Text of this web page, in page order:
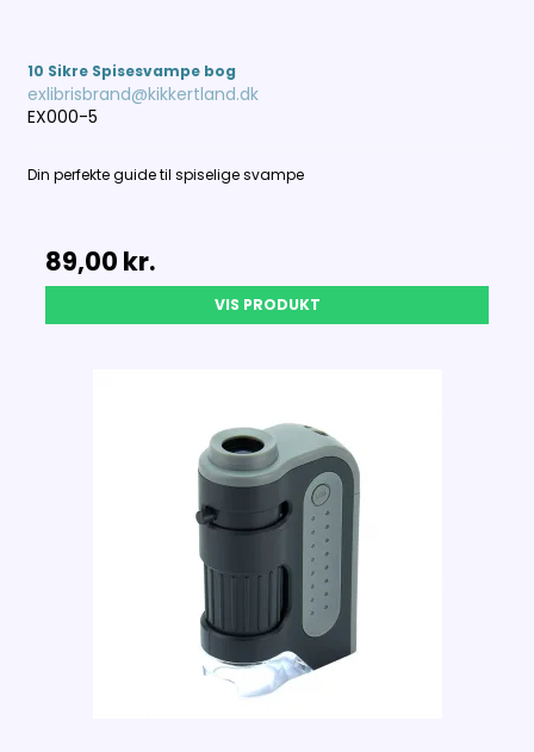
10 Sikre Spisesvampe bog
exlibrisbrand@kikkertland.dk
EX000-5
Din perfekte guide til spiselige svampe
89,00 kr.
VIS PRODUKT